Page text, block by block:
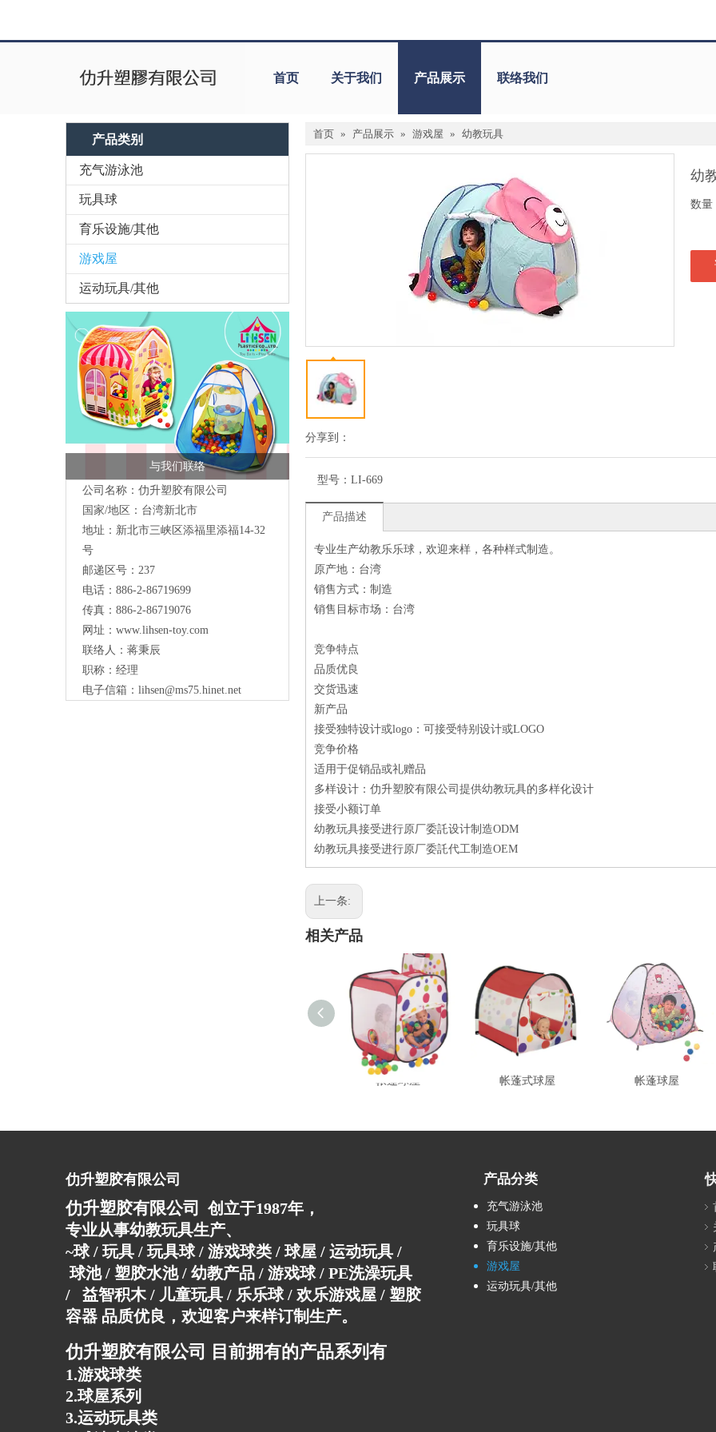
首页 关于我们 产品展示 联络我们
产品类别
充气游泳池
玩具球
育乐设施/其他
游戏屋
运动玩具/其他
与我们联络
公司名称：仂升塑胶有限公司
国家/地区：台湾新北市
地址：新北市三峡区添福里添福14-32
号
邮递区号：237
电话：886-2-86719699
传真：886-2-86719076
网址： www.lihsen-toy.com
联络人：蒋秉辰
职称：经理
电子信箱： lihsen@ms75.hinet.net
首页 » 产品展示 » 游戏屋 » 幼教玩具
分享到：
幼
数量
型号： LI-669
产品描述
专业生产幼教乐乐球，欢迎来样，各种样式制造。
原产地：台湾
销售方式：制造
销售目标市场：台湾
竞争特点
品质优良
交货迅速
新产品
接受独特设计或logo：可接受特别设计或LOGO
竞争价格
适用于促销品或礼赠品
多样设计：仂升塑胶有限公司提供幼教玩具的多样化设计
接受小额订单
幼教玩具接受进行原厂委託设计制造ODM
幼教玩具接受进行原厂委託代工制造OEM
上一条:
相关产品
帐蓬球屋 帐蓬式球屋 帐蓬球屋
仂升塑胶有限公司
仂升塑胶有限公司 创立于1987年，
专业从事幼教玩具生产、
~球 / 玩具 / 玩具球 / 游戏球类 / 球屋 / 运动玩具 /
球池 / 塑胶水池 / 幼教产品 / 游戏球 / PE洗澡玩具
/ 益智积木 / 儿童玩具 / 乐乐球 / 欢乐游戏屋 / 塑胶
容器 品质优良，欢迎客户来样订制生产。
仂升塑胶有限公司 目前拥有的产品系列有
1.游戏球类
2.球屋系列
3.运动玩具类
产品分类
充气游泳池
玩具球
育乐设施/其他
游戏屋
运动玩具/其他